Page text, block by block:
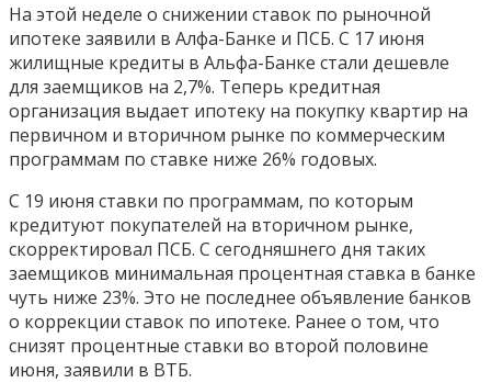
На этой неделе о снижении ставок по рыночной
ипотеке заявили в Алфа-Банке и ПСБ. С 17 июня
жилищные кредиты в Альфа-Банке стали дешевле
для заемщиков на 2,7%. Теперь кредитная
организация выдает ипотеку на покупку квартир на
первичном и вторичном рынке по коммерческим
программам по ставке ниже 26% годовых.
С 19 июня ставки по программам, по которым
кредитуют покупателей на вторичном рынке,
скорректировал ПСБ. С сегодняшнего дня таких
заемщиков минимальная процентная ставка в банке
чуть ниже 23%. Это не последнее объявление банков
о коррекции ставок по ипотеке. Ранее о том, что
снизят процентные ставки во второй половине
июня, заявили в ВТБ.